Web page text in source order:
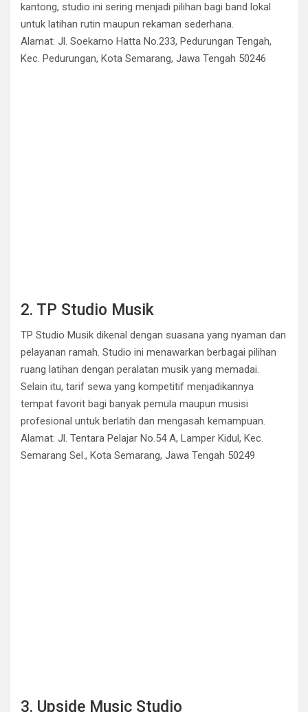
kantong, studio ini sering menjadi pilihan bagi band lokal
untuk latihan rutin maupun rekaman sederhana.
Alamat: Jl. Soekarno Hatta No.233, Pedurungan Tengah,
Kec. Pedurungan, Kota Semarang, Jawa Tengah 50246
2. TP Studio Musik
TP Studio Musik dikenal dengan suasana yang nyaman dan
pelayanan ramah. Studio ini menawarkan berbagai pilihan
ruang latihan dengan peralatan musik yang memadai.
Selain itu, tarif sewa yang kompetitif menjadikannya
tempat favorit bagi banyak pemula maupun musisi
profesional untuk berlatih dan mengasah kemampuan.
Alamat: Jl. Tentara Pelajar No.54 A, Lamper Kidul, Kec.
Semarang Sel., Kota Semarang, Jawa Tengah 50249
3. Upside Music Studio